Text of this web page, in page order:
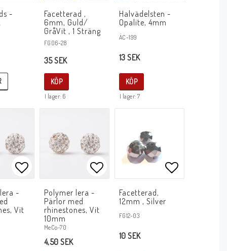
Lägg till i favoritlistan
-
Lägg till i favoritlistan
Facetterad ,
6mm, Guld/
GråVit , 1 Sträng
FG06-28
35 SEK
I lager: 6
KÖP
Halvädelsten -
Opalite, 4mm
ÄC-199
13 SEK
I lager: 7
KÖP
Lägg till i favoritlistan
-
Vit
Lägg till i favoritlistan
Polymer lera -
Pärlor med
rhinestones, Vit
10mm
MeCo-70
4,50 SEK
Facetterad,
12mm , Silver
FG12-03
10 SEK